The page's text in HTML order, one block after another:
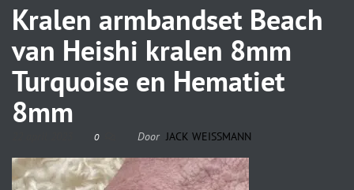
Kralen armbandset Beach
van Heishi kralen 8mm
Turquoise en Hematiet
8mm
0 Door JACK WEISSMANN